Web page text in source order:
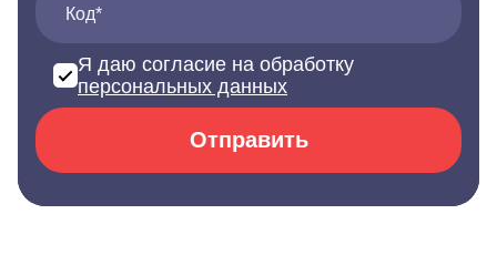
Код*
Я даю согласие на обработку
персональных данных
Отправить